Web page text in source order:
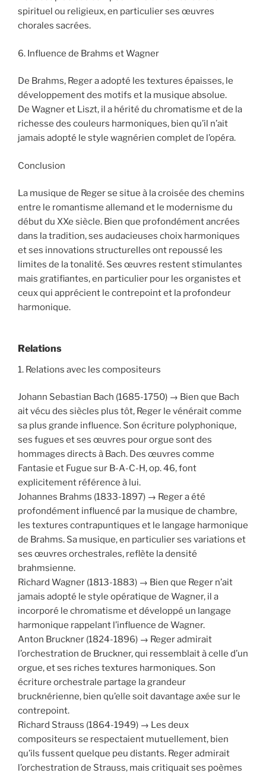
spirituel ou religieux, en particulier ses œuvres
chorales sacrées.
6. Influence de Brahms et Wagner
De Brahms, Reger a adopté les textures épaisses, le
développement des motifs et la musique absolue.
De Wagner et Liszt, il a hérité du chromatisme et de la
richesse des couleurs harmoniques, bien qu’il n’ait
jamais adopté le style wagnérien complet de l’opéra.
Conclusion
La musique de Reger se situe à la croisée des chemins
entre le romantisme allemand et le modernisme du
début du XXe siècle. Bien que profondément ancrées
dans la tradition, ses audacieuses choix harmoniques
et ses innovations structurelles ont repoussé les
limites de la tonalité. Ses œuvres restent stimulantes
mais gratifiantes, en particulier pour les organistes et
ceux qui apprécient le contrepoint et la profondeur
harmonique.
Relations
1. Relations avec les compositeurs
Johann Sebastian Bach (1685-1750) → Bien que Bach
ait vécu des siècles plus tôt, Reger le vénérait comme
sa plus grande influence. Son écriture polyphonique,
ses fugues et ses œuvres pour orgue sont des
hommages directs à Bach. Des œuvres comme
Fantasie et Fugue sur B-A-C-H, op. 46, font
explicitement référence à lui.
Johannes Brahms (1833-1897) → Reger a été
profondément influencé par la musique de chambre,
les textures contrapuntiques et le langage harmonique
de Brahms. Sa musique, en particulier ses variations et
ses œuvres orchestrales, reflète la densité
brahmsienne.
Richard Wagner (1813-1883) → Bien que Reger n’ait
jamais adopté le style opératique de Wagner, il a
incorporé le chromatisme et développé un langage
harmonique rappelant l’influence de Wagner.
Anton Bruckner (1824-1896) → Reger admirait
l’orchestration de Bruckner, qui ressemblait à celle d’un
orgue, et ses riches textures harmoniques. Son
écriture orchestrale partage la grandeur
brucknérienne, bien qu’elle soit davantage axée sur le
contrepoint.
Richard Strauss (1864-1949) → Les deux
compositeurs se respectaient mutuellement, bien
qu’ils fussent quelque peu distants. Reger admirait
l’orchestration de Strauss, mais critiquait ses poèmes